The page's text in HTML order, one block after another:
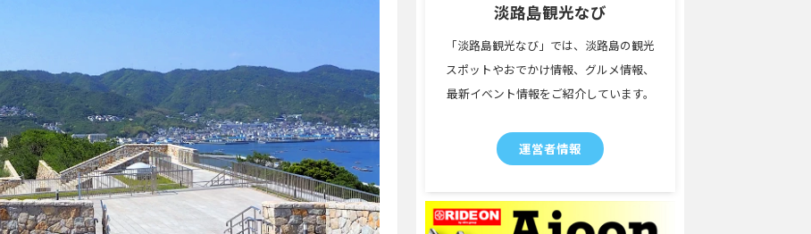
淡路島観光なび
「淡路島観光なび」では、淡路島の観光
スポットやおでかけ情報、グルメ情報、
最新イベント情報をご紹介しています。
運営者情報